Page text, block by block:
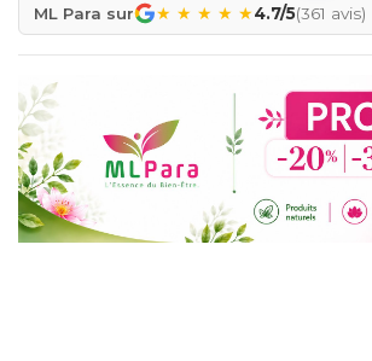
ML Para sur ★ ★ ★ ★ ★4.7/5(361 avis)